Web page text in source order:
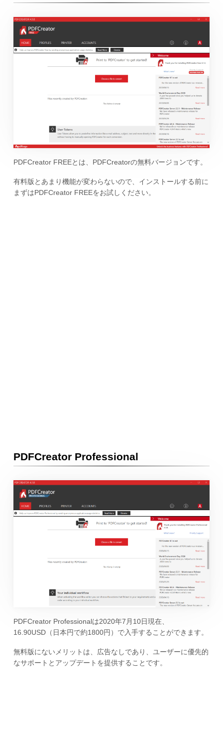
PDFCreator FREEとは、PDFCreatorの無料バージョンです。
有料版とあまり機能が変わらないので、インストールする前に
まずはPDFCreator FREEをお試しください。
PDFCreator Professional
PDFCreator Professionalは2020年7月10日現在、
16.90USD（日本円で約1800円）で入手することができます。
無料版にないメリットは、広告なしであり、ユーザーに優先的
なサポートとアップデートを提供することです。